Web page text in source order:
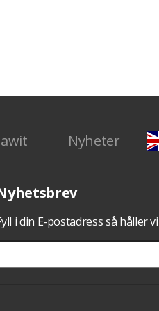
Nyheter
i din E-postadress så håller